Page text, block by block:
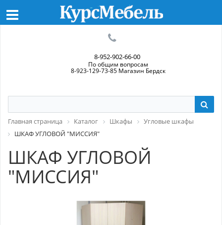
8-952-902-66-00
По общим вопросам
8-923-129-73-85 Магазин Бердск
Главная страница Каталог Шкафы
Угловые шкафы
ШКАФ УГЛОВОЙ "МИССИЯ"
ШКАФ УГЛОВОЙ
"МИССИЯ"